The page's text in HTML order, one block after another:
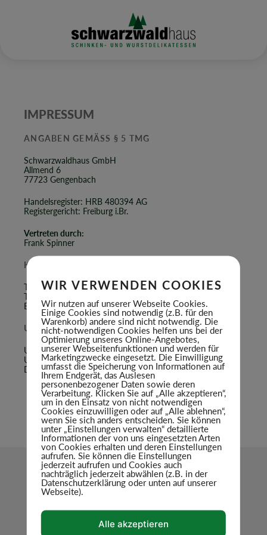
IMPRESSUM
ANGABEN GEMÄSS § 5 TMG
Schwarzwaldhaus GmbH
Allmend 6
77723 Gengenbach
Handelsregister: HRB 480394 AG
Registergericht: Freiburg i.Br.
Vertreten durch:
Frank Spinner
KONTAKT
Telefon: 07803 / 60228 – 0
Telefax: 07803 / 60228 – 30
E-Mail: info@dasschwarzwaldhaus.de
UMSATZSTEUER-ID
Umsatzsteuer-Identifikationsnummer gemäß § 27 a
Umsatzsteuergesetz:
DE226560846
WIR VERWENDEN COOKIES
Wir nutzen auf unserer Webseite Cookies.
Einige Cookies sind notwendig (z.B. für den
Warenkorb) andere sind nicht notwendig. Die
nicht-notwendigen Cookies helfen uns bei der
Optimierung unseres Online-Angebotes,
unserer Webseitenfunktionen und werden für
Marketingzwecke eingesetzt. Die Einwilligung
umfasst die Speicherung von Informationen auf
Ihrem Endgerät, das Auslesen
personenbezogener Daten sowie deren
Verarbeitung. Klicken Sie auf „Alle akzeptieren“,
um in den Einsatz von nicht notwendigen
Cookies einzuwilligen oder auf „Alle ablehnen“,
wenn Sie sich anders entscheiden. Sie können
unter „Einstellungen verwalten“ detaillierte
Informationen der von uns eingesetzten Arten
von Cookies erhalten und deren Einstellungen
aufrufen. Sie können die Einstellungen
jederzeit aufrufen und Cookies auch
nachträglich jederzeit abwählen (z.B. in der
Datenschutzerklärung oder unten auf unserer
Webseite).
Alle akzeptieren